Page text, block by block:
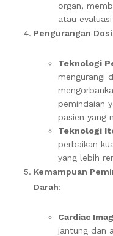
organ,
atau
Pengurangan
Teknologi
mengurangi
pemindaian
pasien yang
Teknologi
perbaikan
yang lebih
Kemampuan
Darah:
Cardiac
jantung dan